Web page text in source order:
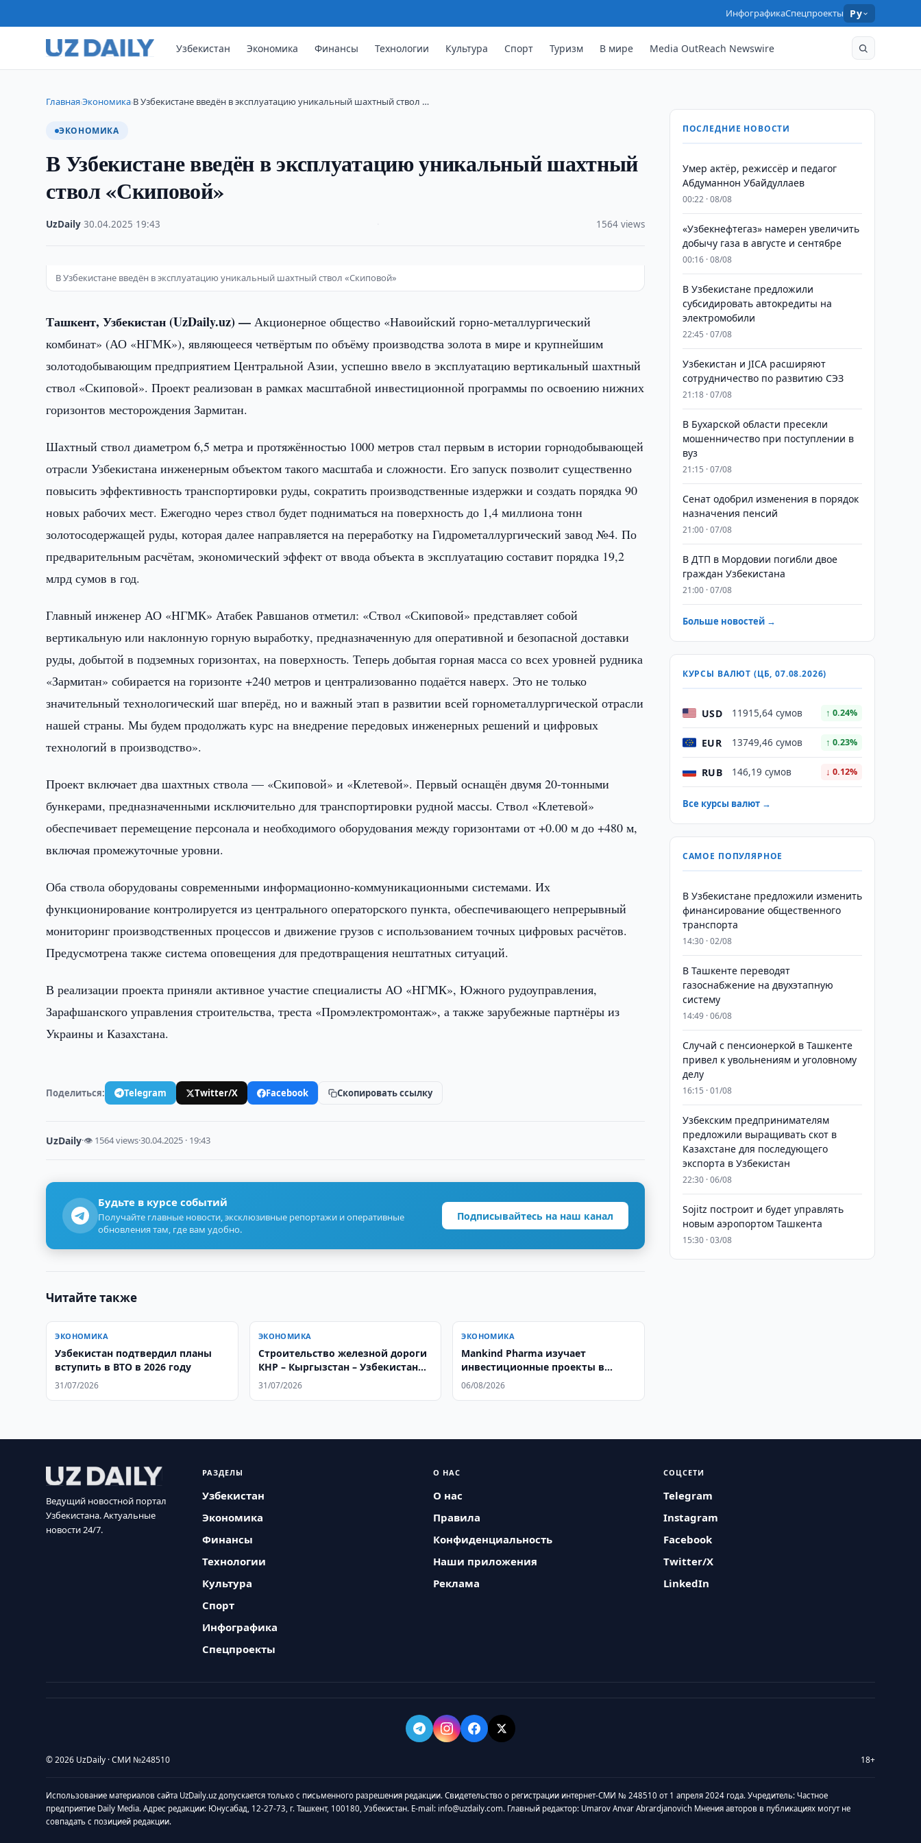
ИнфографикаСпецпроекты Ру
Узбекистан Экономика Финансы Технологии Культура Спорт Туризм В мире Media OutReach Newswire
Главная›Экономика›В Узбекистане введён в эксплуатацию уникальный шахтный ствол …
ЭКОНОМИКА
В Узбекистане введён в эксплуатацию уникальный шахтный
ствол «Скиповой»
UzDaily ·30.04.2025 19:43 1564 views
В Узбекистане введён в эксплуатацию уникальный шахтный ствол «Скиповой»
Ташкент, Узбекистан (UzDaily.uz) —Акционерное общество «Навоийский горно-металлургический
комбинат» (АО «НГМК»), являющееся четвёртым по объёму производства золота в мире и крупнейшим
золотодобывающим предприятием Центральной Азии, успешно ввело в эксплуатацию вертикальный шахтный
ствол «Скиповой». Проект реализован в рамках масштабной инвестиционной программы по освоению нижних
горизонтов месторождения Зармитан.
Шахтный ствол диаметром 6,5 метра и протяжённостью 1000 метров стал первым в истории горнодобывающей
отрасли Узбекистана инженерным объектом такого масштаба и сложности. Его запуск позволит существенно
повысить эффективность транспортировки руды, сократить производственные издержки и создать порядка 90
новых рабочих мест. Ежегодно через ствол будет подниматься на поверхность до 1,4 миллиона тонн
золотосодержащей руды, которая далее направляется на переработку на Гидрометаллургический завод №4. По
предварительным расчётам, экономический эффект от ввода объекта в эксплуатацию составит порядка 19,2
млрд сумов в год.
Главный инженер АО «НГМК» Атабек Равшанов отметил: «Ствол «Скиповой» представляет собой
вертикальную или наклонную горную выработку, предназначенную для оперативной и безопасной доставки
руды, добытой в подземных горизонтах, на поверхность. Теперь добытая горная масса со всех уровней рудника
«Зармитан» собирается на горизонте +240 метров и централизованно подаётся наверх. Это не только
значительный технологический шаг вперёд, но и важный этап в развитии всей горнометаллургической отрасли
нашей страны. Мы будем продолжать курс на внедрение передовых инженерных решений и цифровых
технологий в производство».
Проект включает два шахтных ствола — «Скиповой» и «Клетевой». Первый оснащён двумя 20-тонными
бункерами, предназначенными исключительно для транспортировки рудной массы. Ствол «Клетевой»
обеспечивает перемещение персонала и необходимого оборудования между горизонтами от +0.00 м до +480 м,
включая промежуточные уровни.
Оба ствола оборудованы современными информационно-коммуникационными системами. Их
функционирование контролируется из центрального операторского пункта, обеспечивающего непрерывный
мониторинг производственных процессов и движение грузов с использованием точных цифровых расчётов.
Предусмотрена также система оповещения для предотвращения нештатных ситуаций.
В реализации проекта приняли активное участие специалисты АО «НГМК», Южного рудоуправления,
Зарафшанского управления строительства, треста «Промэлектромонтаж», а также зарубежные партнёры из
Украины и Казахстана.
Поделиться: Telegram Twitter/X Facebook Скопировать ссылку
UzDaily·👁 1564 views·30.04.2025 · 19:43
Будьте в курсе событий
Получайте главные новости, эксклюзивные репортажи и оперативные
обновления там, где вам удобно.
Подписывайтесь на наш канал
Читайте также
ЭКОНОМИКА
Узбекистан подтвердил планы
вступить в ВТО в 2026 году
31/07/2026
ЭКОНОМИКА
Строительство железной дороги
КНР – Кыргызстан – Узбекистан
продолжается
31/07/2026
ЭКОНОМИКА
Mankind Pharma изучает
инвестиционные проекты в
Узбекистане
06/08/2026
ПОСЛЕДНИЕ НОВОСТИ
Умер актёр, режиссёр и педагог
Абдуманнон Убайдуллаев
00:22 · 08/08
«Узбекнефтегаз» намерен увеличить
добычу газа в августе и сентябре
00:16 · 08/08
В Узбекистане предложили
субсидировать автокредиты на
электромобили
22:45 · 07/08
Узбекистан и JICA расширяют
сотрудничество по развитию СЭЗ
21:18 · 07/08
В Бухарской области пресекли
мошенничество при поступлении в
вуз
21:15 · 07/08
Сенат одобрил изменения в порядок
назначения пенсий
21:00 · 07/08
В ДТП в Мордовии погибли двое
граждан Узбекистана
21:00 · 07/08
Больше новостей →
КУРСЫ ВАЛЮТ (ЦБ, 07.08.2026)
USD 11915,64 сумов ↑ 0.24%
EUR 13749,46 сумов ↑ 0.23%
RUB 146,19 сумов ↓ 0.12%
Все курсы валют →
САМОЕ ПОПУЛЯРНОЕ
В Узбекистане предложили изменить
финансирование общественного
транспорта
14:30 · 02/08
В Ташкенте переводят
газоснабжение на двухэтапную
систему
14:49 · 06/08
Случай с пенсионеркой в Ташкенте
привел к увольнениям и уголовному
делу
16:15 · 01/08
Узбекским предпринимателям
предложили выращивать скот в
Казахстане для последующего
экспорта в Узбекистан
22:30 · 06/08
Sojitz построит и будет управлять
новым аэропортом Ташкента
15:30 · 03/08
Ведущий новостной портал
Узбекистана. Актуальные
новости 24/7.
РАЗДЕЛЫ
Узбекистан
Экономика
Финансы
Технологии
Культура
Спорт
Инфографика
Спецпроекты
О НАС
О нас
Правила
Конфиденциальность
Наши приложения
Реклама
СОЦСЕТИ
Telegram
Instagram
Facebook
Twitter/X
LinkedIn
© 2026 UzDaily · СМИ №248510 18+
Использование материалов сайта UzDaily.uz допускается только с письменного разрешения редакции. Свидетельство о регистрации интернет-СМИ № 248510 от 1 апреля 2024 года. Учредитель: Частное
предприятие Daily Media. Адрес редакции: Юнусабад, 12-27-73, г. Ташкент, 100180, Узбекистан. E-mail: info@uzdaily.com. Главный редактор: Umarov Anvar Abrardjanovich Мнения авторов в публикациях могут не
совпадать с позицией редакции.